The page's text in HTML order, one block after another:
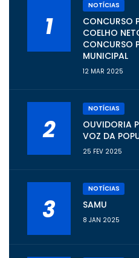
1
NOTÍCIAS
CONCURSO
COELHO
CONCURSO
MUNICIPAL
12 MAR 2025
2
NOTÍCIAS
OUVIDORIA
VOZ DA
25 FEV 2025
3
NOTÍCIAS
SAMU
8 JAN 2025